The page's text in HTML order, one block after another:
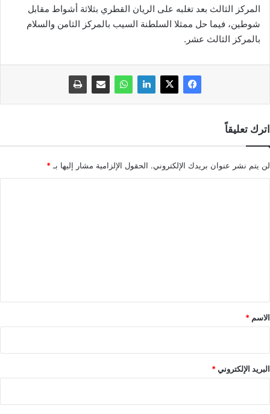
المركز الثالث بعد تغلبه على الريان القطري بثلاثة أشواط مقابل
شوطين، فيما حل ممثلا السلطنة السيب بالمركز الثامن والسلام
بالمركز الثالث عشر.
اترك تعليقاً
لن يتم نشر عنوان بريدك الإلكتروني. الحقول الإلزامية مشار إليها بـ *
*
الاسم *
البريد الإلكتروني*